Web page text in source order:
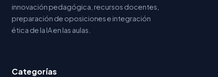
innovación pedagógica, recursos docentes,
preparación de oposiciones e integración
ética de la IA en las aulas.
Categorías